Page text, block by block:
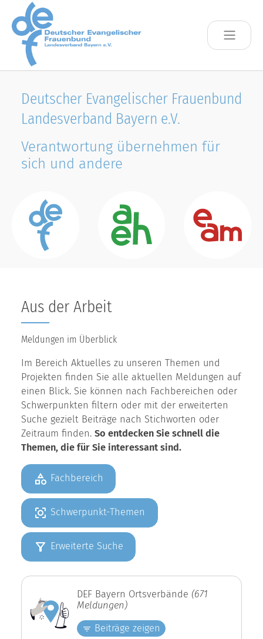
Skip to main content
Deutscher Evangelischer Frauenbund
Landesverband Bayern e.V.
Verantwortung übernehmen für
sich und andere
Aus der Arbeit
Meldungen im Überblick
Im Bereich Aktuelles zu unseren Themen und
Projekten finden Sie alle aktuellen Meldungen auf
einen Blick. Sie können nach Fachbereichen oder
Schwerpunkten filtern oder mit der erweiterten
Suche gezielt Beiträge nach Stichworten oder
Zeitraum finden. So entdecken Sie schnell die
Themen, die für Sie interessant sind.
Fachbereich
Schwerpunkt-Themen
Erweiterte Suche
DEF Bayern Ortsverbände (671
Meldungen)
Beiträge zeigen